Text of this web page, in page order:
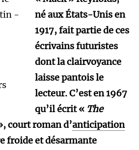
né aux États-Unis en
1917, fait partie de ces
écrivains futuristes
dont la clairvoyance
laisse pantois le
lecteur. C’est en 1967
qu’il écrit « The
court roman d’anticipation
froide et désarmante